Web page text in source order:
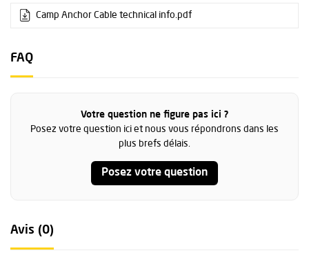
Camp Anchor Cable technical info.pdf
FAQ
Votre question ne figure pas ici ?
Posez votre question ici et nous vous répondrons dans les
plus brefs délais.
Posez votre question
Avis (0)